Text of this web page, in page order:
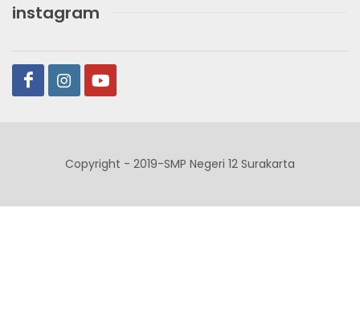
instagram
Copyright - 2019-SMP Negeri 12 Surakarta